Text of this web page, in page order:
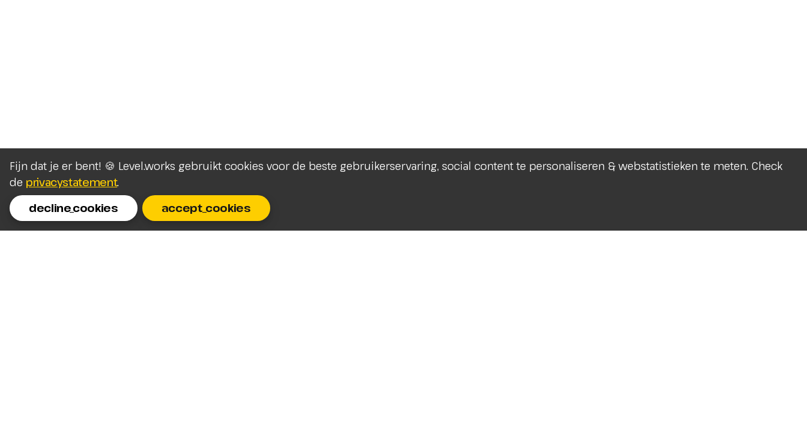
Fijn dat je er bent! 🍪 Level.works gebruikt cookies voor de beste gebruikerservaring, social content te personaliseren & webstatistieken te meten. Check
de privacystatement.
decline_cookies
accept_cookies